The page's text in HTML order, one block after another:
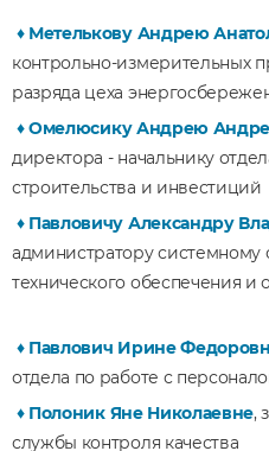
♦ Метелькову Андрею
контрольно-измерительных
разряда цеха
♦Омелюсику Андрею
директора - начальнику
строительства и инвестиций
♦ Павловичу Александру
администратору системному
технического обеспечения
♦ Павлович Ирине
отдела по работе с
♦ Полоник Яне Николаевне,
службы контроля качества